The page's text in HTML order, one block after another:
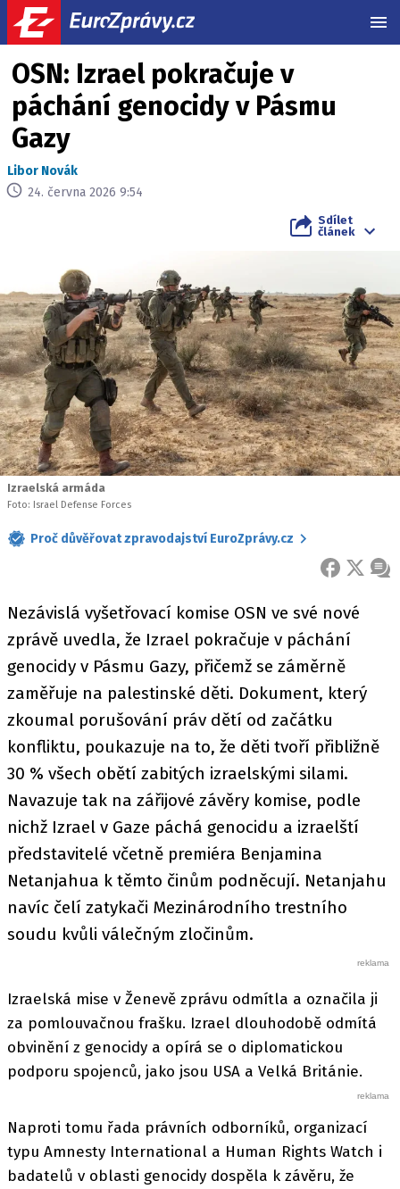
OSN: Izrael pokračuje v
páchání genocidy v Pásmu
Gazy
Libor Novák
24. června 2026 9:54
Sdílet
článek
Izraelská armáda
Foto: Israel Defense Forces
Proč důvěřovat zpravodajství EuroZprávy.cz
FACEBOOK
X
Nezávislá vyšetřovací komise OSN ve své nové
zprávě uvedla, že Izrael pokračuje v páchání
genocidy v Pásmu Gazy, přičemž se záměrně
zaměřuje na palestinské děti. Dokument, který
zkoumal porušování práv dětí od začátku
konfliktu, poukazuje na to, že děti tvoří přibližně
30 % všech obětí zabitých izraelskými silami.
Navazuje tak na zářijové závěry komise, podle
nichž Izrael v Gaze páchá genocidu a izraelští
představitelé včetně premiéra Benjamina
Netanjahua k těmto činům podněcují. Netanjahu
navíc čelí zatykači Mezinárodního trestního
soudu kvůli válečným zločinům.
Izraelská mise v Ženevě zprávu odmítla a označila ji
za pomlouvačnou frašku. Izrael dlouhodobě odmítá
obvinění z genocidy a opírá se o diplomatickou
podporu spojenců, jako jsou USA a Velká Británie.
Naproti tomu řada právních odborníků, organizací
typu Amnesty International a Human Rights Watch i
badatelů v oblasti genocidy dospěla k závěru, že